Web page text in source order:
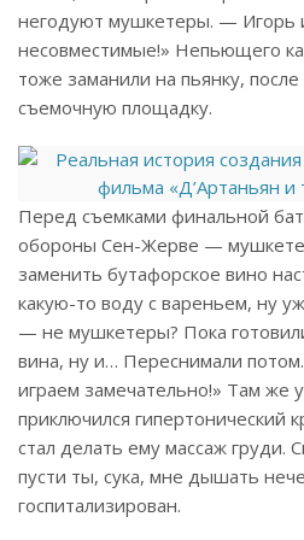
негодуют мушкетеры. —
несовместимые!» Непьющего
тоже заманили на пьянку,
съемочную площадку.
Перед съемками финальной
обороны Сен-Жерве —
заменить бутафорское вино
какую-то воду с вареньем, ну
— не мушкетеры? Пока
вина, ну и… Переснимали
играем замечательно!» Там же
приключился гипертонический
стал делать ему массаж груди.
пусти ты, сука, мне дышать
госпитализирован.